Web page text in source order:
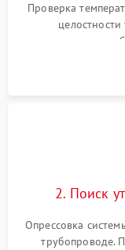
работе
Проверка
сопротивления
считывание
2. Поиск
Опрессовка
трубопроводе.